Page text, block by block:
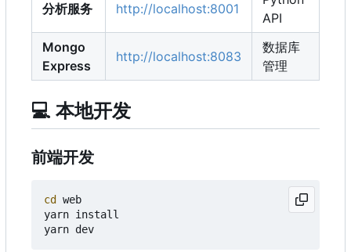
分析服务 http://localhost:8001
API
Mongo
Express
http://localhost:8083
数据库
管理
💻 本地开发
前端开发
cd
web
yarn install